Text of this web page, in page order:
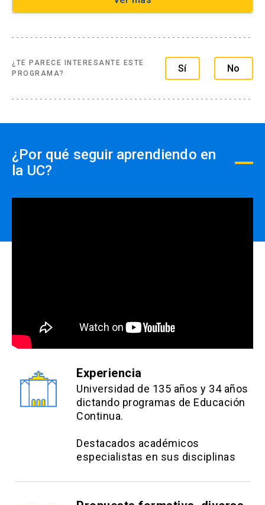
¿TE PARECE INTERESANTE ESTE
PROGRAMA?
Sí No
¿Por qué seguir aprendiendo en
la UC?
Experiencia
Universidad de 135 años y 34 años
dictando programas de Educación
Continua.
Destacados académicos
especialistas en sus disciplinas